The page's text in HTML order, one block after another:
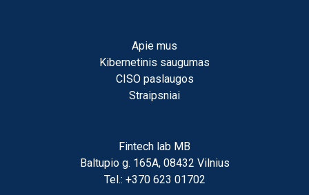
Apie mus
Kibernetinis saugumas
CISO paslaugos
Straipsniai
Fintech lab MB
Baltupio g. 165A, 08432 Vilnius
Tel.: +370 623 01702